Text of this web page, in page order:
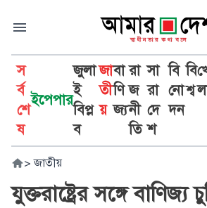
স
র্ব
শে
ষ
ইপেপার
জুলা
ই
বিপ্ল
ব
জা
তী
য়
বা
ণি
জ্য
রা
জ
নী
তি
সা
রা
দে
শ
বি
নো
দন
বি
শ্ব
> জাতীয়
যুক্তরাষ্ট্রের সঙ্গে বাণিজ্য